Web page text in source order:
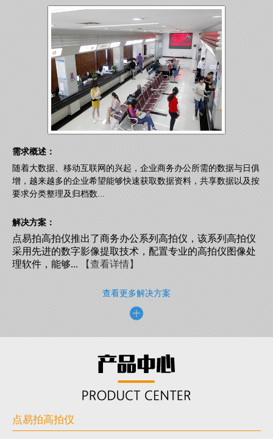
需求概述：
随着大数据、移动互联网的兴起，企业商务办公所需的数据与日俱
增，越来越多的企业希望能够快速获取数据资料，共享数据以及按
要求分类整理及归档数...
解决方案：
点易拍高拍仪推出了商务办公系列高拍仪，该系列高拍仪
采用先进的数字影像提取技术，配置专业的高拍仪图像处
理软件，能够...【查看详情】
查看更多解决方案
点易拍高拍仪